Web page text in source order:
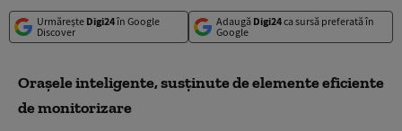
Urmărește Digi24în Google
Discover
Adaugă Digi24ca sursă preferată în
Google
Orașele inteligente, susținute de elemente eficiente
de monitorizare